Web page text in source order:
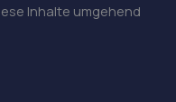
Inhalte umgehend